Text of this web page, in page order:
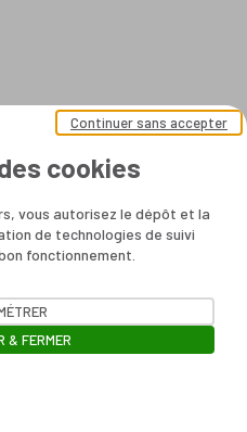
cookies
vous autorisez le dépôt et la
de technologies de suivi
fonctionnement.
Continuer sans accepter
& FERMER